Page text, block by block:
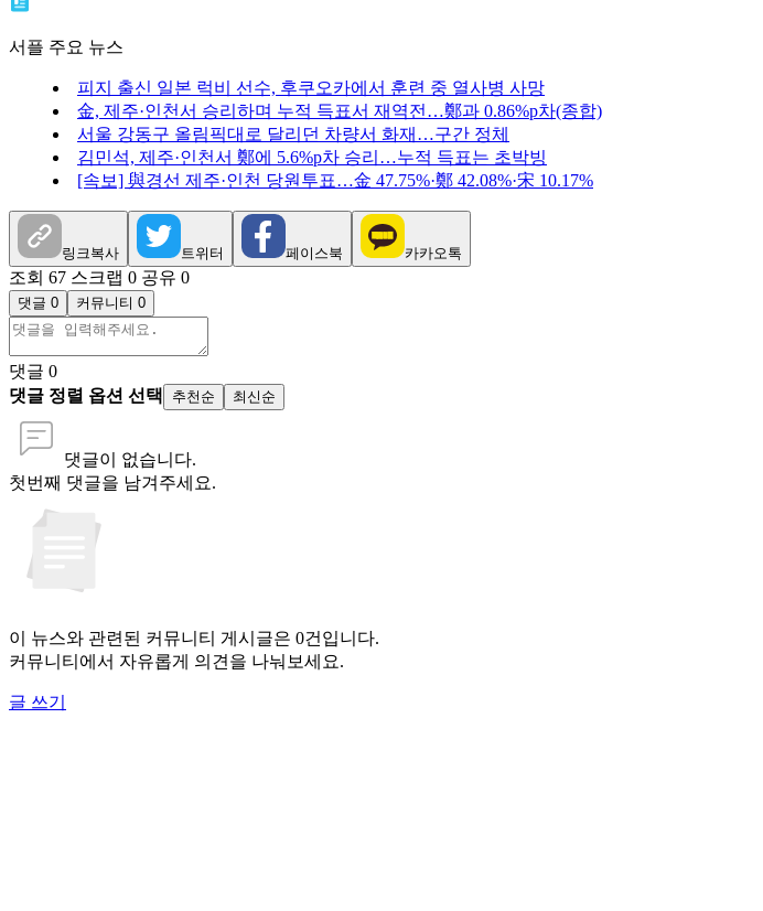
서플 주요 뉴스
피지 출신 일본 럭비 선수, 후쿠오카에서 훈련 중 열사병 사망
金, 제주·인천서 승리하며 누적 득표서 재역전…鄭과 0.86%p차(종합)
서울 강동구 올림픽대로 달리던 차량서 화재…구간 정체
김민석, 제주·인천서 鄭에 5.6%p차 승리…누적 득표는 초박빙
[속보] 與경선 제주·인천 당원투표…金 47.75%·鄭 42.08%·宋 10.17%
링크복사 트위터 페이스북 카카오톡
조회 67 스크랩 0 공유 0
댓글 0 커뮤니티 0
댓글 0
댓글 정렬 옵션 선택
추천순 최신순
댓글이 없습니다.
첫번째 댓글을 남겨주세요.
이 뉴스와 관련된 커뮤니티 게시글은 0건입니다.
커뮤니티에서 자유롭게 의견을 나눠보세요.
글 쓰기